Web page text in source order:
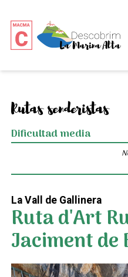
Rutas senderistas
Dificultad media
La Vall de Gallinera
Ruta d'Art
Jaciment de